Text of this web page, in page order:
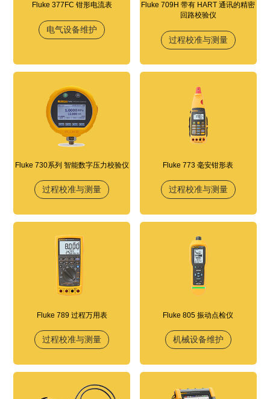
Fluke 377FC 钳形电流表
电气设备维护
Fluke 709H 带有 HART 通讯的精密
回路校验仪
过程校准与测量
Fluke 730系列 智能数字压力校验仪
过程校准与测量
Fluke 773 毫安钳形表
过程校准与测量
Fluke 789 过程万用表
过程校准与测量
Fluke 805 振动点检仪
机械设备维护